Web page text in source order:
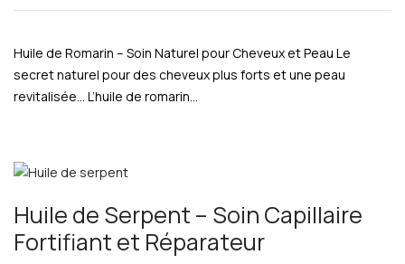
Huile de Romarin – Soin Naturel pour Cheveux et Peau Le
secret naturel pour des cheveux plus forts et une peau
revitalisée… L’huile de romarin…
Huile de Serpent – Soin Capillaire
Fortifiant et Réparateur